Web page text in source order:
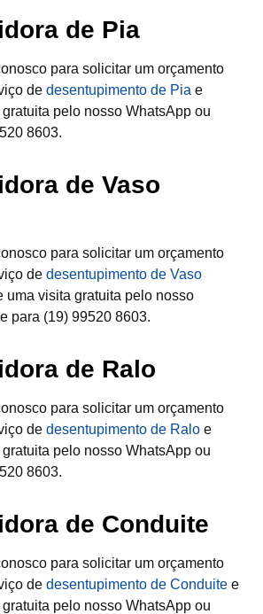
de Pia
para solicitar um orçamento
de desentupimento de Pia e
pelo nosso WhatsApp ou
8603.
de Vaso
para solicitar um orçamento
de desentupimento de Vaso
uma visita gratuita pelo nosso
para (19) 99520 8603.
de Ralo
para solicitar um orçamento
de desentupimento de Ralo e
pelo nosso WhatsApp ou
8603.
de Conduite
para solicitar um orçamento
de desentupimento de Conduite e
pelo nosso WhatsApp ou